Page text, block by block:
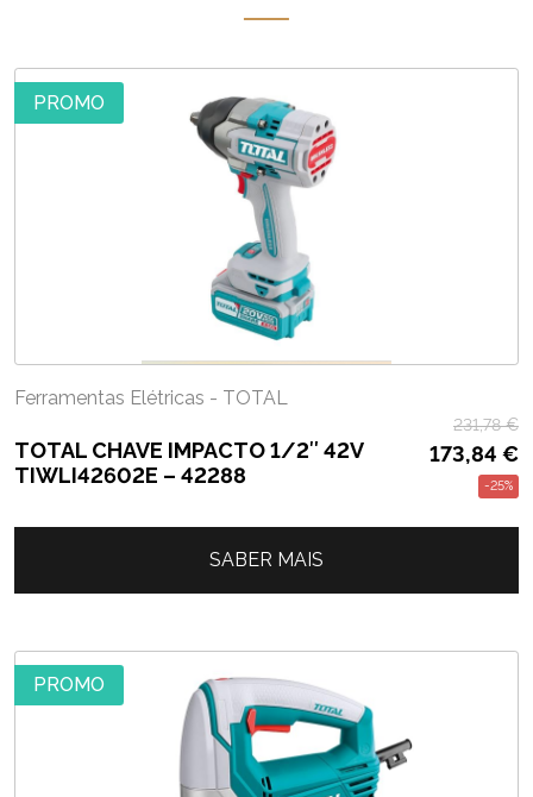
PROMO
Ferramentas Elétricas - TOTAL
TOTAL CHAVE IMPACTO 1/2″ 42V
TIWLI42602E – 42288
231,78€
173,84 €
-25%
SABER MAIS
PROMO